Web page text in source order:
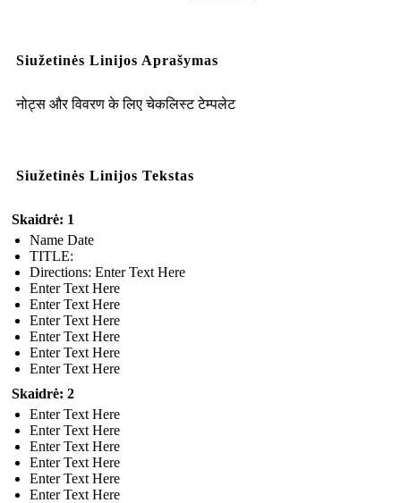
Siužetinės Linijos Aprašymas
नोट्स और विवरण के लिए चेकलिस्ट टेम्पलेट
Siužetinės Linijos Tekstas
Skaidrė: 1
Name Date
TITLE :
Directions: Enter Text Here
Enter Text Here
Enter Text Here
Enter Text Here
Enter Text Here
Enter Text Here
Enter Text Here
Skaidrė: 2
Enter Text Here
Enter Text Here
Enter Text Here
Enter Text Here
Enter Text Here
Enter Text Here